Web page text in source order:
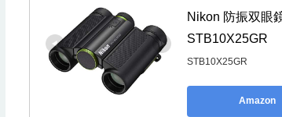
Nikon 防振双眼
STB10X25GR
STB10X25GR
Amazon